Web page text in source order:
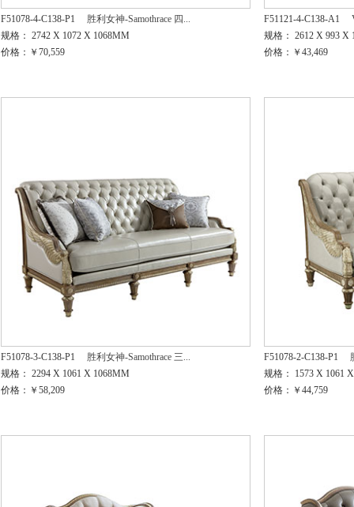
F51078-4-C138-P1
胜利女神-Samothrace 四...
规格： 2742 X 1072 X 1068MM
价格：￥70,559
F51121-4-C138-A1
规格： 2612 X 993 X
价格：￥43,469
F51078-3-C138-P1
胜利女神-Samothrace 三...
规格： 2294 X 1061 X 1068MM
价格：￥58,209
F51078-2-C138-P1
规格： 1573 X 1061
价格：￥44,759